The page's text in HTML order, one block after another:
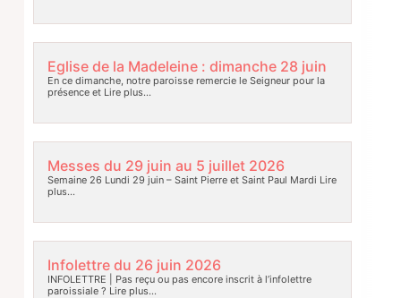
Eglise de la Madeleine : dimanche 28 juin
En ce dimanche, notre paroisse remercie le Seigneur pour la
présence etLire plus…
Messes du 29 juin au 5 juillet 2026
Semaine 26 Lundi 29 juin – Saint Pierre et Saint Paul Mardi Lire
plus…
Infolettre du 26 juin 2026
INFOLETTRE | Pas reçu ou pas encore inscrit à l’infolettre
paroissiale ? Lire plus…